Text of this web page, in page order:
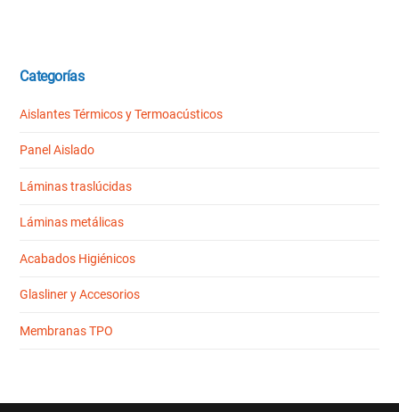
Categorías
Aislantes Térmicos y Termoacústicos
Panel Aislado
Láminas traslúcidas
Láminas metálicas
Acabados Higiénicos
Glasliner y Accesorios
Membranas TPO